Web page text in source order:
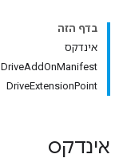
בדף הזה
אינדקס
DriveAddOnManifest
DriveExtensionPoint
אינדקס